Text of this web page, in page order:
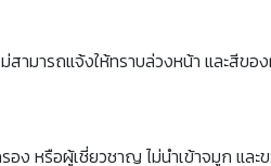
มารถแจ้งให้ทราบล่วงหน้า และสีข
ง หรือผู้เชี่ยวชาญ ไม่นำเข้าจมูก และ